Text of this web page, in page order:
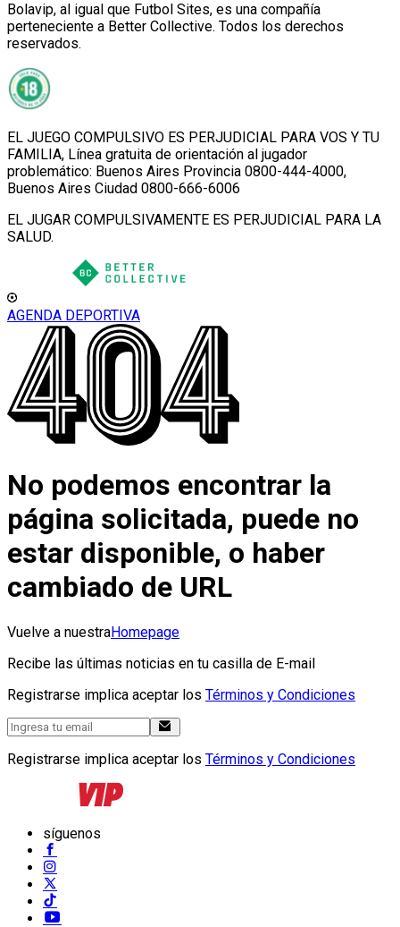
Bolavip, al igual que Futbol Sites, es una compañía
perteneciente a Better Collective. Todos los derechos
reservados.
EL JUEGO COMPULSIVO ES PERJUDICIAL PARA VOS Y TU
FAMILIA, Línea gratuita de orientación al jugador
problemático: Buenos Aires Provincia 0800-444-4000,
Buenos Aires Ciudad 0800-666-6006
EL JUGAR COMPULSIVAMENTE ES PERJUDICIAL PARA LA
SALUD.
AGENDA DEPORTIVA
No podemos encontrar la
página solicitada, puede no
estar disponible, o haber
cambiado de URL
Vuelve a nuestraHomepage
Recibe las últimas noticias en tu casilla de E-mail
Registrarse implica aceptar los Términos y Condiciones
Registrarse implica aceptar los Términos y Condiciones
síguenos